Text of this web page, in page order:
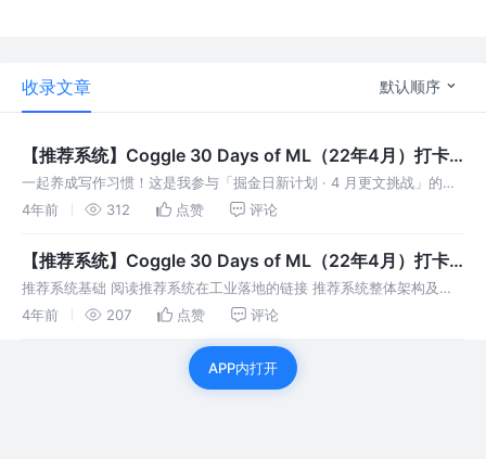
收录文章 默认顺序
【推荐系统】Coggle 30 Days of ML（22年4月）打卡
Day 2
一起养成写作习惯！这是我参与「掘金日新计划 · 4 月更文挑战」的第
2天，点击查看活动详情。 任务2：Movienles介绍
4年前 312 点赞 评论
【推荐系统】Coggle 30 Days of ML（22年4月）打卡
Day 1
推荐系统基础 阅读推荐系统在工业落地的链接 推荐系统整体架构及算
法流程详解 美团旅游推荐系统的演进 阿里智能推荐AIRec 思考 & 回答
4年前 207 点赞 评论
APP内打开